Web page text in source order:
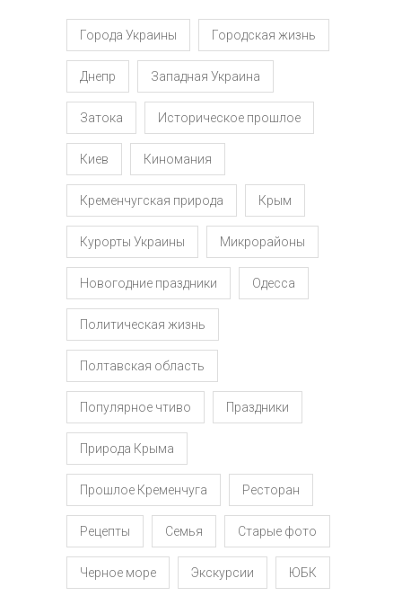
Города Украины Городская жизнь
Днепр Западная Украина
Затока Историческое прошлое
Киев Киномания
Кременчугская природа Крым
Курорты Украины Микрорайоны
Новогодние праздники Одесса
Политическая жизнь
Полтавская область
Популярное чтиво Праздники
Природа Крыма
Прошлое Кременчуга Ресторан
Рецепты Семья Старые фото
Черное море Экскурсии ЮБК